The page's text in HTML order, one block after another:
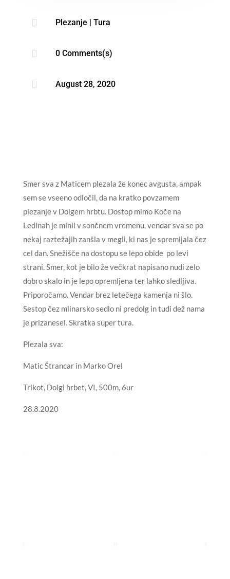
 Plezanje | Tura
 0 Comments(s)
 August 28, 2020
Smer sva z Maticem plezala že konec avgusta, ampak
sem se vseeno odločil, da na kratko povzamem
plezanje v Dolgem hrbtu. Dostop mimo Koče na
Ledinah je minil v sončnem vremenu, vendar sva se po
nekaj raztežajih zanšla v megli, ki nas je spremljala čez
cel dan. Snežišče na dostopu se lepo obide po levi
strani. Smer, kot je bilo že večkrat napisano nudi zelo
dobro skalo in je lepo opremljena ter lahko sledljiva.
Priporočamo. Vendar brez letečega kamenja ni šlo.
Sestop čez mlinarsko sedlo ni predolg in tudi dež nama
je prizanesel. Skratka super tura.
Plezala sva:
Matic Štrancar in Marko Orel
Trikot, Dolgi hrbet, VI, 500m, 6ur
28.8.2020